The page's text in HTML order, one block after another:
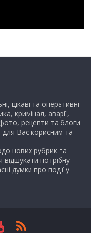
цікаві та оперативні
кримінал, аварії,
фото, рецепти та блоги
Вас корисним та
нових рубрик та
потрібну
думки про події у